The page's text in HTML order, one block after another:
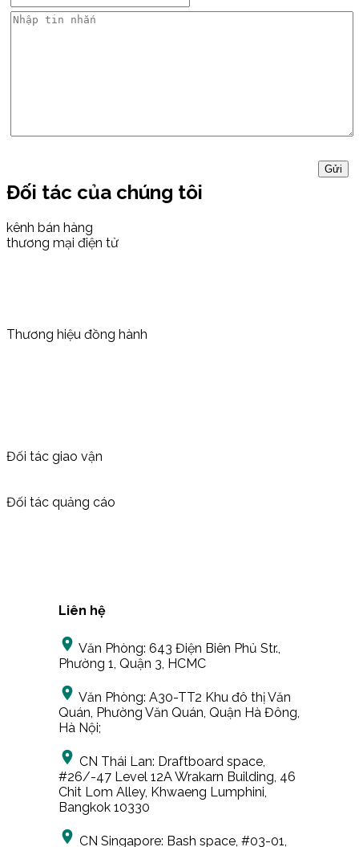
Đối tác của chúng tôi
kênh bán hàng
thương mại điện tử
Thương hiệu đồng hành
Đối tác giao vận
Đối tác quảng cáo
Liên hệ
Văn Phòng: 643 Điện Biên Phủ Str.,
Phường 1, Quận 3, HCMC
Văn Phòng: A30-TT2 Khu đô thị Văn
Quán, Phường Văn Quán, Quận Hà Đông,
Hà Nội;
CN Thái Lan: Draftboard space,
#26/-47 Level 12A Wrakarn Building, 46
Chit Lom Alley, Khwaeng Lumphini,
Bangkok 10330
CN Singapore: Bash space, #03-01,